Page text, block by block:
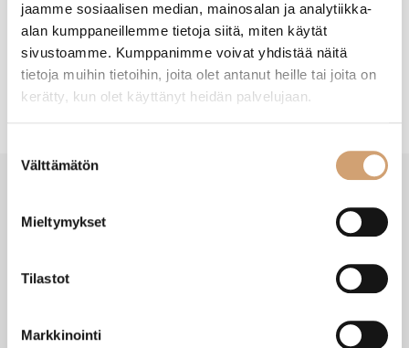
jaamme sosiaalisen median, mainosalan ja analytiikka-
alan kumppaneillemme tietoja siitä, miten käytät
sivustoamme. Kumppanimme voivat yhdistää näitä
tietoja muihin tietoihin, joita olet antanut heille tai joita on
kerätty, kun olet käyttänyt heidän palvelujaan.
valinta
Välttämätön
Mieltymykset
Tilastot
Markkinointi
SAATAT TARVITA MYÖS NÄITÄ